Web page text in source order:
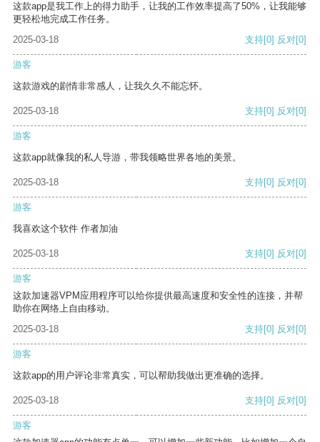
这款app是我工作上的得力助手，让我的工作效率提高了50%，让我能够
更轻松地完成工作任务。
2025-03-18
支持[0] 反对[0]
游客
这款游戏的剧情非常感人，让我久久不能忘怀。
2025-03-18 支持[0] 反对[0]
游客
这款app就像我的私人导游，带我领略世界各地的美景。
2025-03-18 支持[0] 反对[0]
游客
我喜欢这个软件 作者加油
2025-03-18 支持[0] 反对[0]
游客
这款加速器VPM应用程序可以给你提供最高速度和安全性的连接，并帮
助你在网络上自由移动。
2025-03-18
支持[0] 反对[0]
游客
这款app的用户评论非常真实，可以帮助我做出更准确的选择。
2025-03-18 支持[0] 反对[0]
游客